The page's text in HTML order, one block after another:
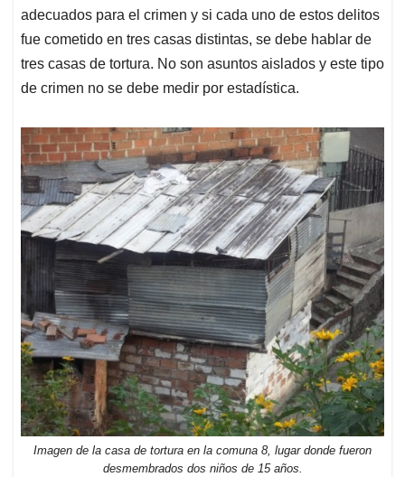
adecuados para el crimen y si cada uno de estos delitos
fue cometido en tres casas distintas, se debe hablar de
tres casas de tortura. No son asuntos aislados y este tipo
de crimen no se debe medir por estadística.
Imagen de la casa de tortura en la comuna 8, lugar donde fueron
desmembrados dos niños de 15 años.